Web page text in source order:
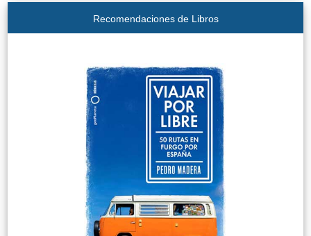
Recomendaciones de Libros